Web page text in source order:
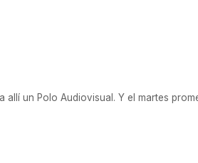
un Polo Audiovisual. Y el martes